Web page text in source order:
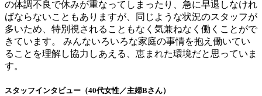
の体調不良で休みが重なってしまったり、急に早退しなけれ
ばならないこともありますが、同じような状況のスタッフが
多いため、特別視されることもなく気兼ねなく働くことがで
きています。 みんないろいろな家庭の事情を抱え働いてい
ることを理解し協力しあえる、恵まれた環境だと思っていま
す。
スタッフインタビュー（40代女性／主婦Bさん）